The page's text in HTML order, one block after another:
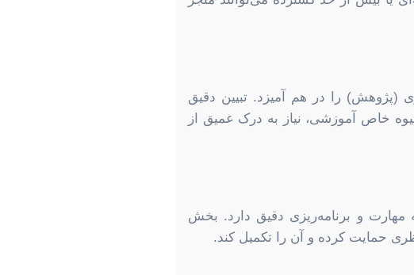
(پژوهش) را در هم آمیزد. تبیین دقیق
خاص آموزشی، نیاز به درک عمیق از
مهارت و برنامه‌ریزی دقیق دارد. بخش
حمایت کرده و آن را تکمیل کند.